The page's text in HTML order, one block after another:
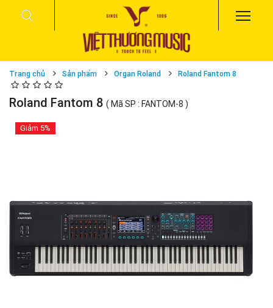
Trang chủ Sản phẩm Organ Roland Roland Fantom 8
Roland Fantom 8 ( Mã SP : FANTOM-8 )
Giảm 5%